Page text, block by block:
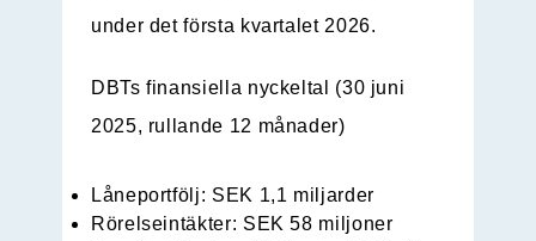
under det första kvartalet 2026.
DBTs finansiella nyckeltal (30 juni
2025, rullande 12 månader)
Låneportfölj: SEK 1,1 miljarder
Rörelseintäkter: SEK 58 miljoner